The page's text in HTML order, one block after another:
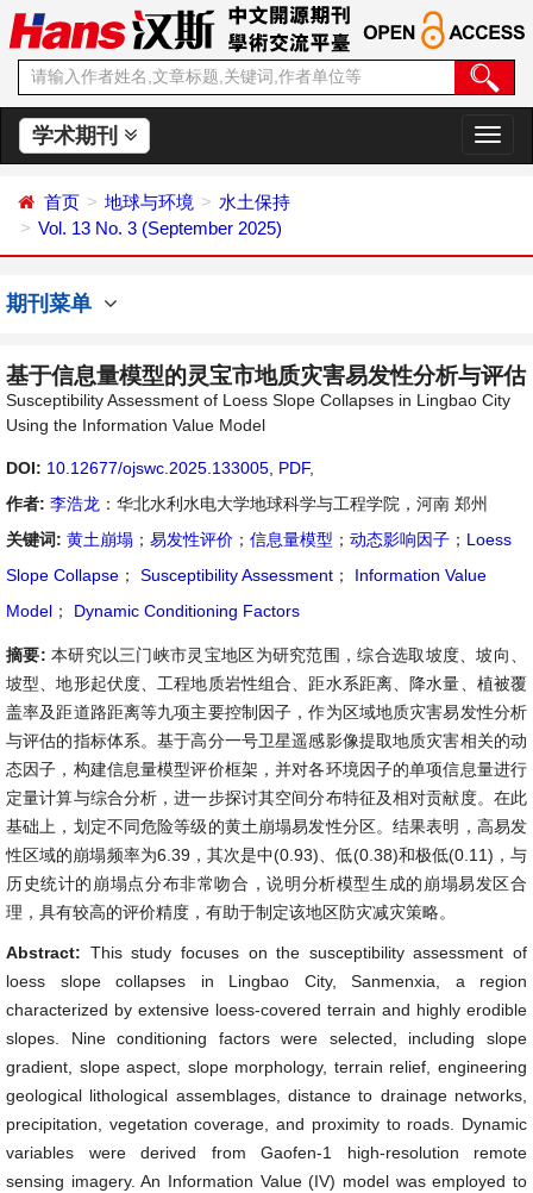
学术期刊
切
换
首页 地球与环境
水土保持
Vol. 13 No. 3 (September 2025)
期刊菜单
基于信息量模型的灵宝市地质灾害易发性分析与评估
Susceptibility Assessment of Loess Slope Collapses in Lingbao City
Using the Information Value Model
DOI: 10.12677/ojswc.2025.133005 PDF,
作者: 李浩龙 ：华北水利水电大学地球科学与工程学院，河南 郑州
关键词: 黄土崩塌 ； 易发性评价 ； 信息量模型 ； 动态影响因子 ； Loess
Slope Collapse ； Susceptibility Assessment ；
Information Value
Model ； Dynamic Conditioning Factors
摘要: 本研究以三门峡市灵宝地区为研究范围，综合选取坡度、坡向、
坡型、地形起伏度、工程地质岩性组合、距水系距离、降水量、植被覆
盖率及距道路距离等九项主要控制因子，作为区域地质灾害易发性分析
与评估的指标体系。基于高分一号卫星遥感影像提取地质灾害相关的动
态因子，构建信息量模型评价框架，并对各环境因子的单项信息量进行
定量计算与综合分析，进一步探讨其空间分布特征及相对贡献度。在此
基础上，划定不同危险等级的黄土崩塌易发性分区。结果表明，高易发
性区域的崩塌频率为6.39，其次是中(0.93)、低(0.38)和极低(0.11)，与
历史统计的崩塌点分布非常吻合，说明分析模型生成的崩塌易发区合
理，具有较高的评价精度，有助于制定该地区防灾减灾策略。
Abstract: This study focuses on the susceptibility assessment of
loess slope collapses in Lingbao City, Sanmenxia, a region
characterized by extensive loess-covered terrain and highly erodible
slopes. Nine conditioning factors were selected, including slope
gradient, slope aspect, slope morphology, terrain relief, engineering
geological lithological assemblages, distance to drainage networks,
precipitation, vegetation coverage, and proximity to roads. Dynamic
variables were derived from Gaofen-1 high-resolution remote
sensing imagery. An Information Value (IV) model was employed to